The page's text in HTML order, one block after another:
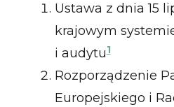
Ustawa z dnia 15
krajowym
i audytu1
Rozporządzenie
Europejskiego i